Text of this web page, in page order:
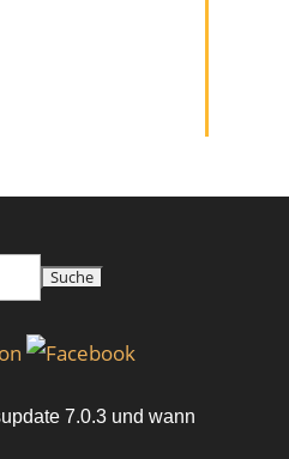
7.0.3 und wann